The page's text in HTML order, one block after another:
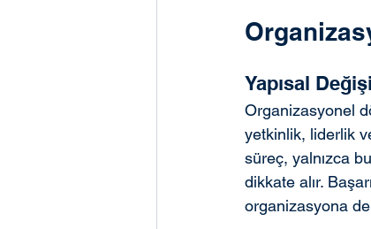
Yapısal
Organizasyonel
yetkinlik, liderlik
süreç, yalnızca
dikkate alır.
organizasyona